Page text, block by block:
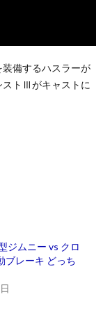
備するハスラーが
ストⅢがキャストに
ジムニー vs クロ
ブレーキ どっち